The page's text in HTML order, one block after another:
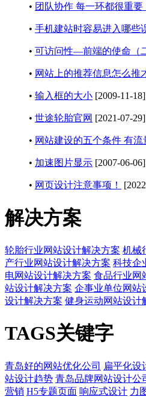
• 团队协作 每一环都很重要
• 手机建站时容易进入哪些
• 可访问性—前端的使命（
• 网站上的推荐信息怎么推
• 输入框的大小 [2009-11-18]
• 世途轮胎官网 [2021-07-29]
• 网站建设的五个条件 有流
• 加速图片显示 [2007-06-06]
• 网页设计注意事项！
解决方案
轮胎行业网站设计解决方案 机械
产行业网站设计解决方案 科技企
电网站设计解决方案 食品行业网
站设计解决方案 企事业单位网站
设计解决方案 健身运动网站设计
TAGS关键字
青岛好的网站优化公司 扁平化设
站设计趋势 青岛品牌网站设计公
营销 H5专题页面 响应式设计 力